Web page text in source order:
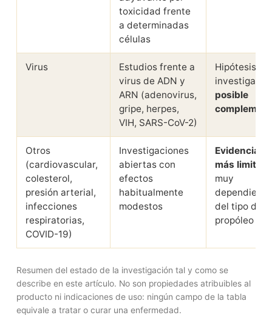
toxicidad frente
a determinadas
células
Virus
Estudios frente a
virus de ADN y
ARN (adenovirus,
gripe, herpes,
VIH, SARS-CoV-2)
Hipótesis de
posible
Otros
(cardiovascular,
colesterol,
presión arterial,
infecciones
respiratorias,
COVID-19)
Investigaciones
abiertas con
efectos
habitualmente
modestos
Evidencia
más
muy
dependiente
del tipo de
propóleo
Resumen del estado de la investigación tal y como se
describe en este artículo. No son propiedades atribuibles al
producto ni indicaciones de uso: ningún campo de la tabla
equivale a tratar o curar una enfermedad.